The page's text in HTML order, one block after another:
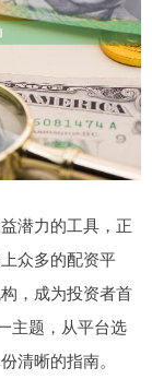
潜力的工具，正
众多的配资平
，成为投资者首
主题，从平台选
清晰的指南。